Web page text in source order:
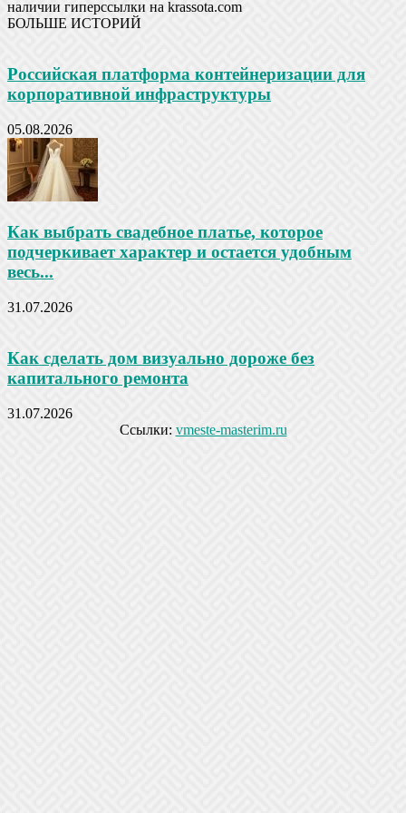
наличии гиперссылки на krassota.com
БОЛЬШЕ ИСТОРИЙ
Российская платформа контейнеризации для
корпоративной инфраструктуры
05.08.2026
Как выбрать свадебное платье, которое
подчеркивает характер и остается удобным
весь...
31.07.2026
Как сделать дом визуально дороже без
капитального ремонта
31.07.2026
Ссылки: vmeste-masterim.ru